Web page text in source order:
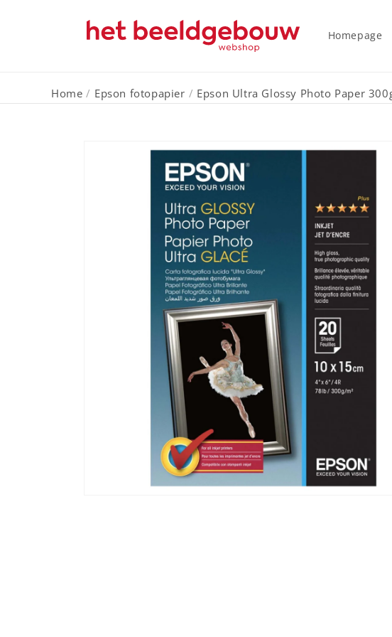
Homepage
Home / Epson fotopapier / Epson Ultra Glossy Photo Paper
Ga direct naar
productinformatie